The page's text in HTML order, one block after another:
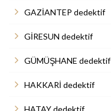
GAZİANTEP dedektif
GİRESUN dedektif
GÜMÜŞHANE dedektif
HAKKARİ dedektif
HATAY dedektif